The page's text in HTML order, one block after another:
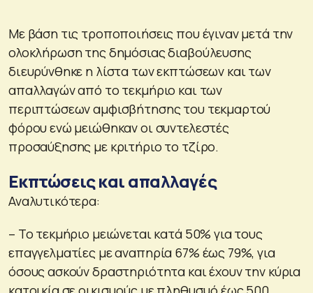
Με βάση τις τροποποιήσεις που έγιναν μετά την
ολοκλήρωση της δημόσιας διαβούλευσης
διευρύνθηκε η λίστα των εκπτώσεων και των
απαλλαγών από το τεκμήριο και των
περιπτώσεων αμφισβήτησης του τεκμαρτού
φόρου ενώ μειώθηκαν οι συντελεστές
προσαύξησης με κριτήριο το τζίρο.
Εκπτώσεις και απαλλαγές
Αναλυτικότερα:
– Το τεκμήριο μειώνεται κατά 50% για τους
επαγγελματίες με αναπηρία 67% έως 79%, για
όσους ασκούν δραστηριότητα και έχουν την κύρια